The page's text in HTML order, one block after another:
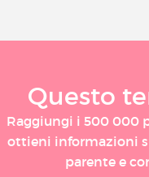
Questo
Raggiungi i 500 000
ottieni informazioni
parente e